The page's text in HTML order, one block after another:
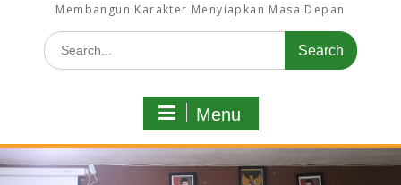
Membangun Karakter Menyiapkan Masa Depan
Search
for:
Menu